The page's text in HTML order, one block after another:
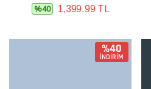
%40 1,399.99 TL
%40
İNDİRİM